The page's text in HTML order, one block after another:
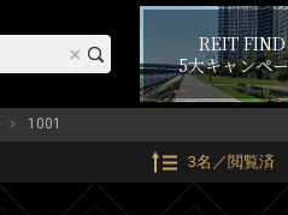
REIT FIND
5大キャンペ
1001
3名／閲覧済